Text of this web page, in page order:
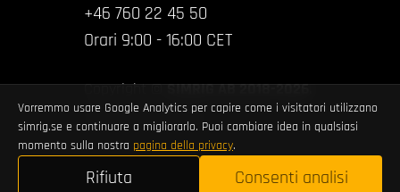
+46 760 22 45 50
Orari 9:00 - 16:00 CET
Copyright ©SIMRIG AB 2018-2026.
All rights reserved.
Vorremmo usare Google Analytics per capire come i visitatori utilizzano
simrig.se e continuare a migliorarlo. Puoi cambiare idea in qualsiasi
momento sulla nostra pagina della privacy.
Rifiuta Consenti analisi